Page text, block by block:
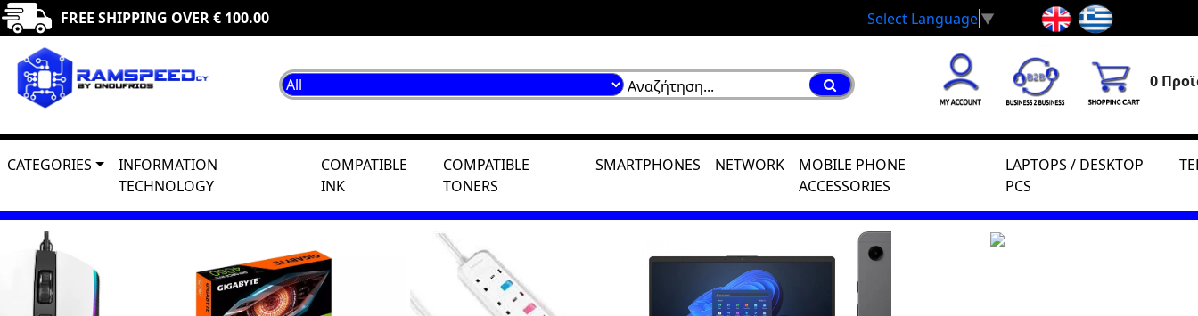
FREE SHIPPING OVER € 100.00 Select Language▼
0
CATEGORIES
INFORMATION
TECHNOLOGY
COMPATIBLE
INK
COMPATIBLE
TONERS
SMARTPHONES NETWORK
MOBILE PHONE
ACCESSORIES
LAPTOPS / DESKTOP
PCS